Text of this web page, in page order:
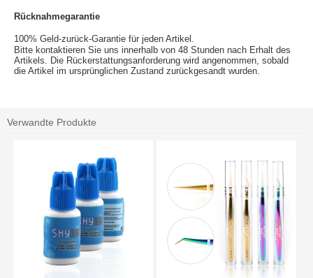
Rücknahmegarantie
100% Geld-zurück-Garantie für jeden Artikel.
Bitte kontaktieren Sie uns innerhalb von 48 Stunden nach Erhalt des
Artikels. Die Rückerstattungsanforderung wird angenommen, sobald
die Artikel im ursprünglichen Zustand zurückgesandt wurden.
Verwandte Produkte